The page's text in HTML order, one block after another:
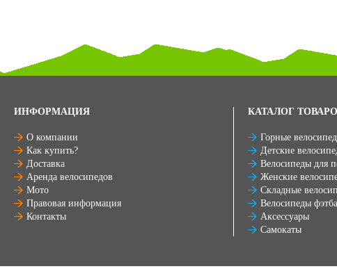
ИНФОРМАЦИЯ
О компании
Как купить?
Доставка
Аренда велосипедов
Мото
Правовая информация
Контакты
КАТАЛОГ
Горные
Детские
Велосипеды для
Женские
Складные
Велосипеды
Аксессуары
Самокаты